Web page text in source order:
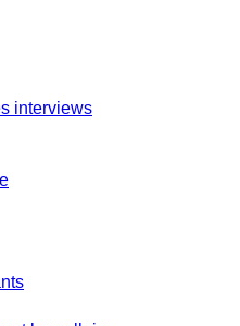
interviews